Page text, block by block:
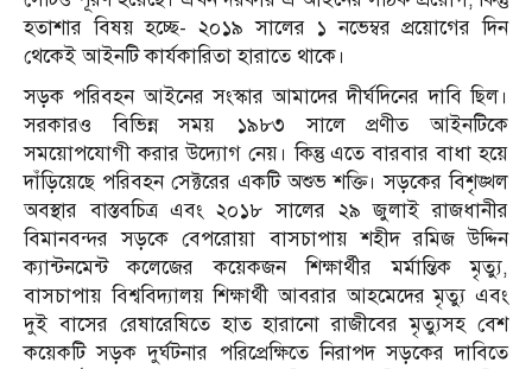
হতাশার বিষয় হচ্ছে- ২০১৯ সালের ১ নভেম্বর প্রয়োগের দিন
থেকেই আইনটি কার্যকারিতা হারাতে থাকে।
সড়ক পরিবহন আইনের সংস্কার আমাদের দীর্ঘদিনের দাবি ছিল।
সরকারও বিভিন্ন সময় ১৯৮৩ সালে প্রণীত আইনটিকে
সময়োপযোগী করার উদ্যোগ নেয়। কিন্তু এতে বারবার বাধা হয়ে
দাঁড়িয়েছে পরিবহন সেক্টরের একটি অশুভ শক্তি। সড়কের বিশৃঙ্খল
অবস্থার বাস্তবচিত্র এবং ২০১৮ সালের ২৯ জুলাই রাজধানীর
বিমানবন্দর সড়কে বেপরোয়া বাসচাপায় শহীদ রমিজ উদ্দিন
ক্যান্টনমেন্ট কলেজের কয়েকজন শিক্ষার্থীর মর্মান্তিক মৃত্যু,
বাসচাপায় বিশ্ববিদ্যালয় শিক্ষার্থী আবরার আহমেদের মৃত্যু এবং
দুই বাসের রেষারেষিতে হাত হারানো রাজীবের মৃত্যুসহ বেশ
কয়েকটি সড়ক দুর্ঘটনার পরিপ্রেক্ষিতে নিরাপদ সড়কের দাবিতে